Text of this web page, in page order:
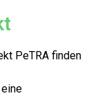
PeTRA finden